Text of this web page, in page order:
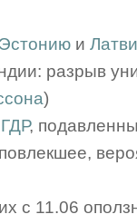
Эстонию и
разрыв
)
,
с 11.06